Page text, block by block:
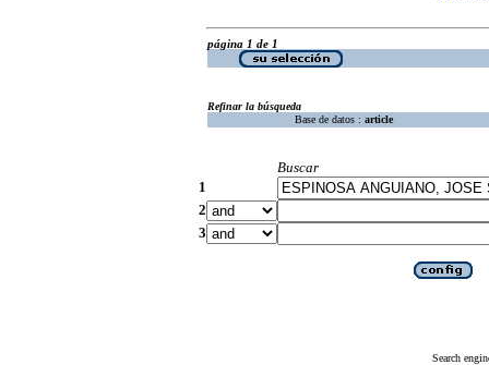
página 1 de 1
Refinar la búsqueda
Base de datos : article
Buscar
1
2
3
Search